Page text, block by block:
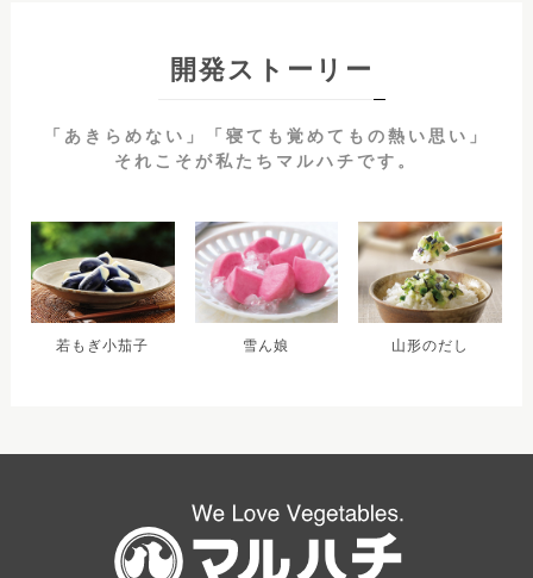
開発ストーリー
「あきらめない」「寝ても覚めてもの熱い思い」
それこそが私たちマルハチです。
若もぎ小茄子 雪ん娘 山形のだし